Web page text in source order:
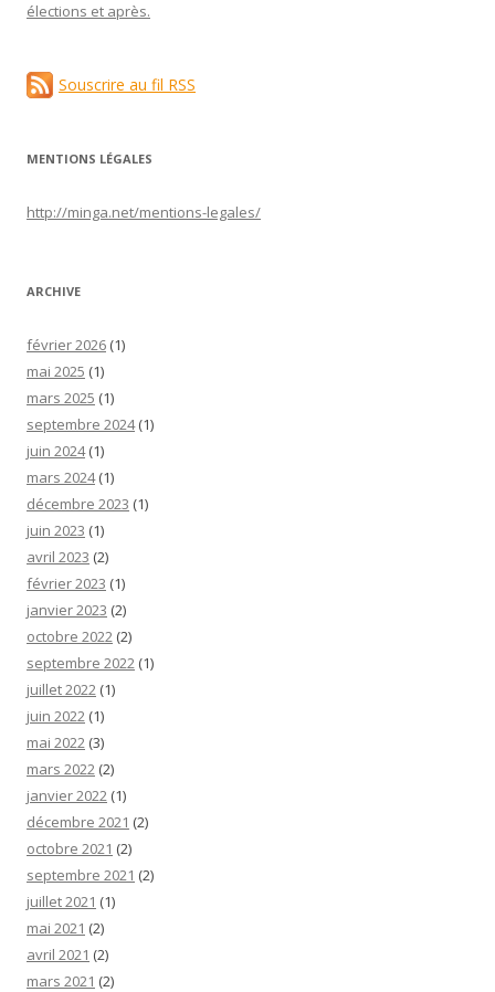
élections et après.
Souscrire au fil RSS
MENTIONS LÉGALES
http://minga.net/mentions-legales/
ARCHIVE
février 2026 (1)
mai 2025 (1)
mars 2025 (1)
septembre 2024(1)
juin 2024(1)
mars 2024(1)
décembre 2023 (1)
juin 2023 (1)
avril 2023 (2)
février 2023 (1)
janvier 2023 (2)
octobre 2022 (2)
septembre 2022 (1)
juillet 2022 (1)
juin 2022 (1)
mai 2022 (3)
mars 2022 (2)
janvier 2022 (1)
décembre 2021 (2)
octobre 2021 (2)
septembre 2021 (2)
juillet 2021 (1)
mai 2021 (2)
avril 2021 (2)
mars 2021 (2)